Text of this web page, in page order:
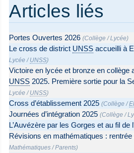
Articles liés
Portes Ouvertes 2026 (Collège /Lycée)
Le cross de district UNSS accueilli à
Lycée / UNSS)
Victoire en lycée et bronze en collège
UNSS 2025. Première sortie pour la
Lycée / UNSS)
Cross d’établissement 2025 (Collège /
Journées d’intégration 2025 (Collège /
L’Auvézère par les Gorges et au fil de
Révisions en mathématiques : rentrée
Mathématiques /Parents)